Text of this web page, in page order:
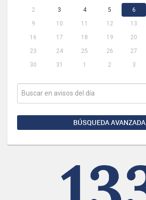
2
3 4 5 6
9
10 11 12 13
16
17 18 19 20
23
24 25 26 27
30
31 1 2 3
BÚSQUEDA AVANZADA